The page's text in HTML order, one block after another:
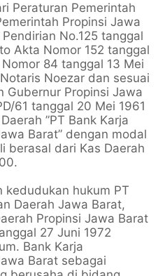
Peraturan Pemerintah
Propinsi Jawa
No.125 tanggal
Akta Nomor 152 tanggal
84 tanggal 13 Mei
Noezar dan sesuai
Gubernur Propinsi Jawa
61 tanggal 20 Mei 1961
”PT Bank Karja
Barat” dengan modal
berasal dari Kas Daerah
kedudukan hukum PT
Daerah Jawa Barat,
Propinsi Jawa Barat
27 Juni 1972
Bank Karja
Barat sebagai